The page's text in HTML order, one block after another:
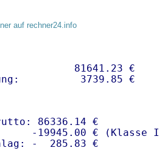
auf rechner24.info
81641.23 €
86336.14 €
-19945.00 € (Klasse I)
-  285.83 €